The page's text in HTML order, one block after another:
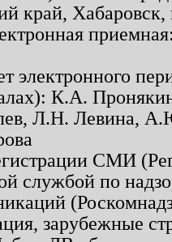
край,
электронного
К.А.
Л.Н. Левина,
СМИ
службой по
зарубежные